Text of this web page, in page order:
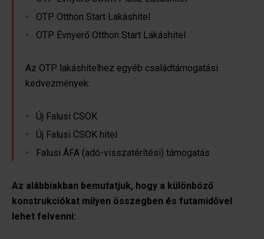
OTP Otthon Start Lakáshitel
OTP Évnyerő Otthon Start Lakáshitel
Az OTP lakáshitelhez egyéb családtámogatási
kedvezmények:
Új Falusi CSOK
Új Falusi CSOK hitel
Falusi ÁFA (adó-visszatérítési) támogatás
Az alábbiakban bemutatjuk, hogy a különböző
konstrukciókat milyen összegben és futamidővel
lehet felvenni: